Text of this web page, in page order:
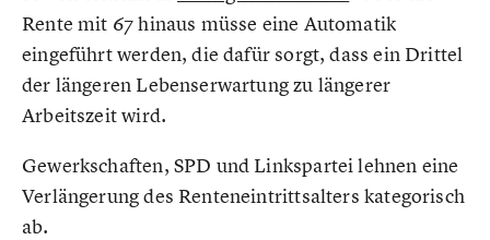
Rente mit 67 hinaus müsse eine Automatik
eingeführt werden, die dafür sorgt, dass ein Drittel
der längeren Lebenserwartung zu längerer
Arbeitszeit wird.
Gewerkschaften, SPD und Linkspartei lehnen eine
Verlängerung des Renteneintrittsalters kategorisch
ab.